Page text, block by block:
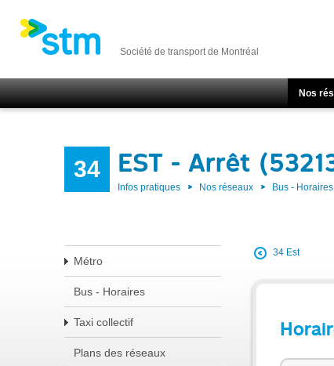
Société de transport de Montréal
Nos
34 EST - Arrêt
Infos pratiques Nos réseaux Bus - Horaires
Métro
Bus - Horaires
Taxi collectif
Plans des réseaux
34 Est